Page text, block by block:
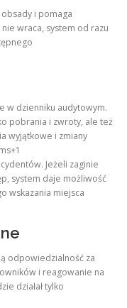
i pomaga
wraca, system od razu
w dzienniku audytowym.
pobrania i zwroty, ale też
wyjątkowe i zmiany
Jeżeli zaginie
system daje możliwość
wskazania miejsca
odpowiedzialność za
i reagowanie na
działał tylko